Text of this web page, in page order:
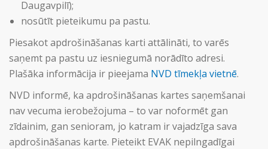
Daugavpilī);
nosūtīt pieteikumu pa pastu.
Piesakot apdrošināšanas karti attālināti, to varēs
saņemt pa pastu uz iesniegumā norādīto adresi.
Plašāka informācija ir pieejama NVD tīmekļa vietnē.
NVD informē, ka apdrošināšanas kartes saņemšanai
nav vecuma ierobežojuma – to var noformēt gan
zīdainim, gan senioram, jo katram ir vajadzīga sava
apdrošināšanas karte. Pieteikt EVAK nepilngadīgai